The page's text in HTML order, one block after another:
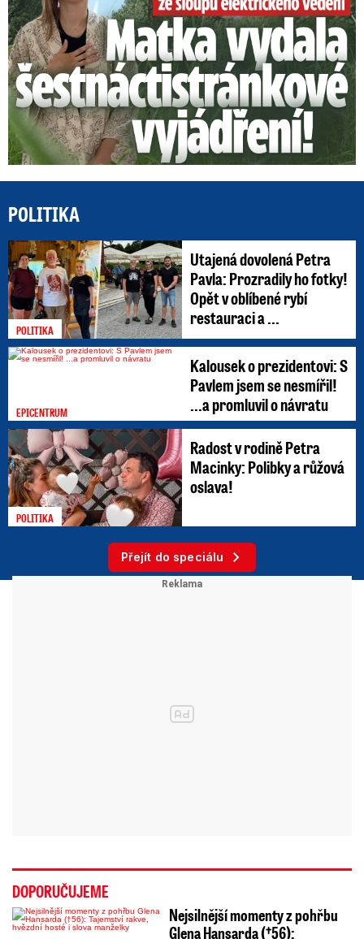
POLITIKA
POLITIKA
Utajená dovolená Petra
Pavla: Prozradily ho fotky!
Opět v oblíbené rybí
restauraci a ...
EPICENTRUM
Kalousek o prezidentovi: S
Pavlem jsem se nesmířil!
...a promluvil o návratu
POLITIKA
Radost v rodině Petra
Macinky: Polibky a růžová
oslava!
Přejít do speciálu
DOPORUČUJEME
Nejsilnější momenty z pohřbu
Glena Hansarda (†56):